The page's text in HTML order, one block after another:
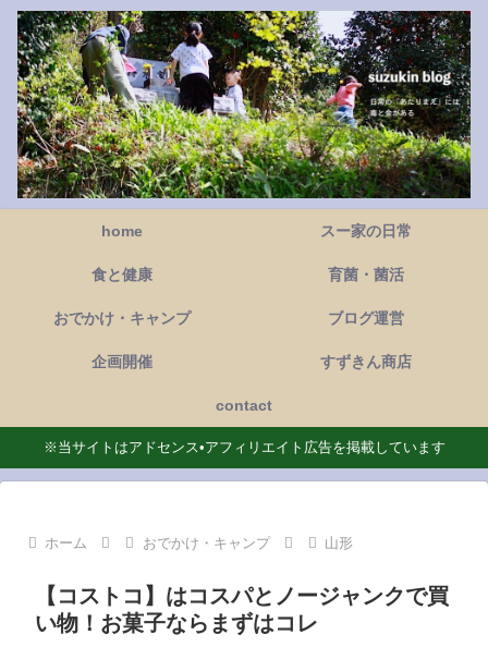
home スー家の日常
食と健康 育菌・菌活
おでかけ・キャンプ ブログ運営
企画開催 すずきん商店
contact
※当サイトはアドセンス•アフィリエイト広告を掲載しています
ホーム おでかけ・キャンプ 山形
【コストコ】はコスパとノージャンクで買
い物！お菓子ならまずはコレ